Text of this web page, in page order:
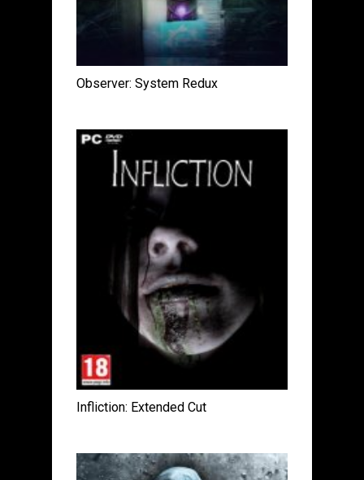
Observer: System Redux
Infliction: Extended Cut